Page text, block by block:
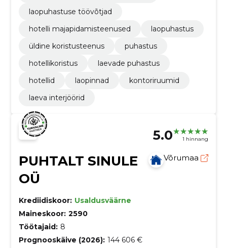
laopuhastuse töövõtjad
hotelli majapidamisteenused
laopuhastus
üldine koristusteenus
puhastus
hotellikoristus
laevade puhastus
hotellid
laopinnad
kontoriruumid
laeva interjöörid
5.0 1 hinnang
PUHTALT SINULE
OÜ
Võrumaa
Krediidiskoor: Usaldusväärne
Maineskoor: 2590
Töötajaid: 8
Prognooskäive (2026): 144 606 €